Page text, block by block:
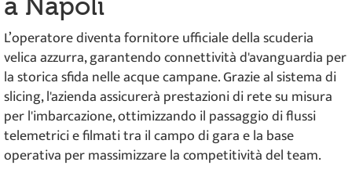
a Napoli
L’operatore diventa fornitore ufficiale della scuderia
velica azzurra, garantendo connettività d'avanguardia per
la storica sfida nelle acque campane. Grazie al sistema di
slicing, l'azienda assicurerà prestazioni di rete su misura
per l'imbarcazione, ottimizzando il passaggio di flussi
telemetrici e filmati tra il campo di gara e la base
operativa per massimizzare la competitività del team.